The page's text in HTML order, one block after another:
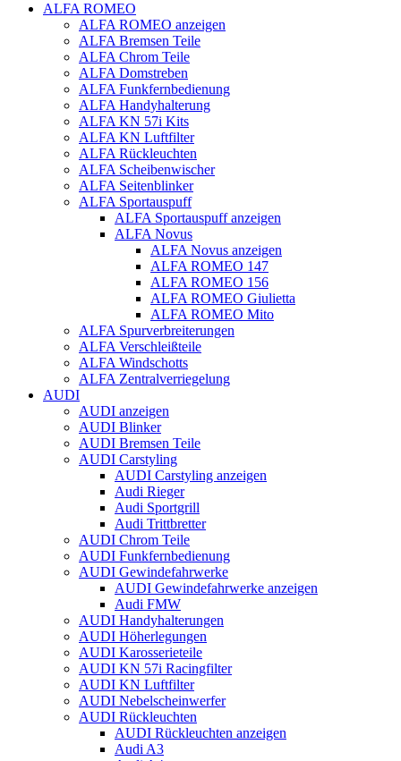
ALFA ROMEO
ALFA ROMEO anzeigen
ALFA Bremsen Teile
ALFA Chrom Teile
ALFA Domstreben
ALFA Funkfernbedienung
ALFA Handyhalterung
ALFA KN 57i Kits
ALFA KN Luftfilter
ALFA Rückleuchten
ALFA Scheibenwischer
ALFA Seitenblinker
ALFA Sportauspuff
ALFA Sportauspuff anzeigen
ALFA Novus
ALFA Novus anzeigen
ALFA ROMEO 147
ALFA ROMEO 156
ALFA ROMEO Giulietta
ALFA ROMEO Mito
ALFA Spurverbreiterungen
ALFA Verschleißteile
ALFA Windschotts
ALFA Zentralverriegelung
AUDI
AUDI anzeigen
AUDI Blinker
AUDI Bremsen Teile
AUDI Carstyling
AUDI Carstyling anzeigen
Audi Rieger
Audi Sportgrill
Audi Trittbretter
AUDI Chrom Teile
AUDI Funkfernbedienung
AUDI Gewindefahrwerke
AUDI Gewindefahrwerke anzeigen
Audi FMW
AUDI Handyhalterungen
AUDI Höherlegungen
AUDI Karosserieteile
AUDI KN 57i Racingfilter
AUDI KN Luftfilter
AUDI Nebelscheinwerfer
AUDI Rückleuchten
AUDI Rückleuchten anzeigen
Audi A3